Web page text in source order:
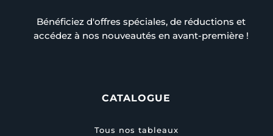
Bénéficiez d'offres spéciales, de réductions et
accédez à nos nouveautés en avant-première !
CATALOGUE
Tous nos tableaux